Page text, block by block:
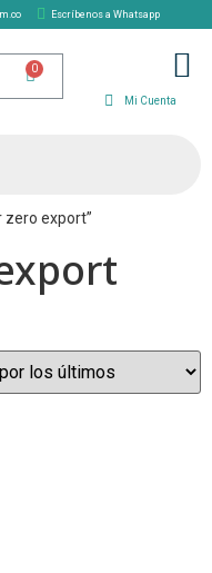
Escríbenos a Whatsapp
Mi Cuenta
export”